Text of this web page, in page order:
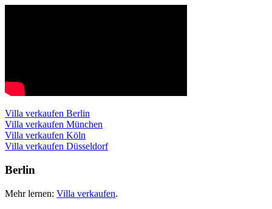
Villa verkaufen Berlin
Villa verkaufen München
Villa verkaufen Köln
Villa verkaufen Düsseldorf
Berlin
Mehr lernen: Villa verkaufen.